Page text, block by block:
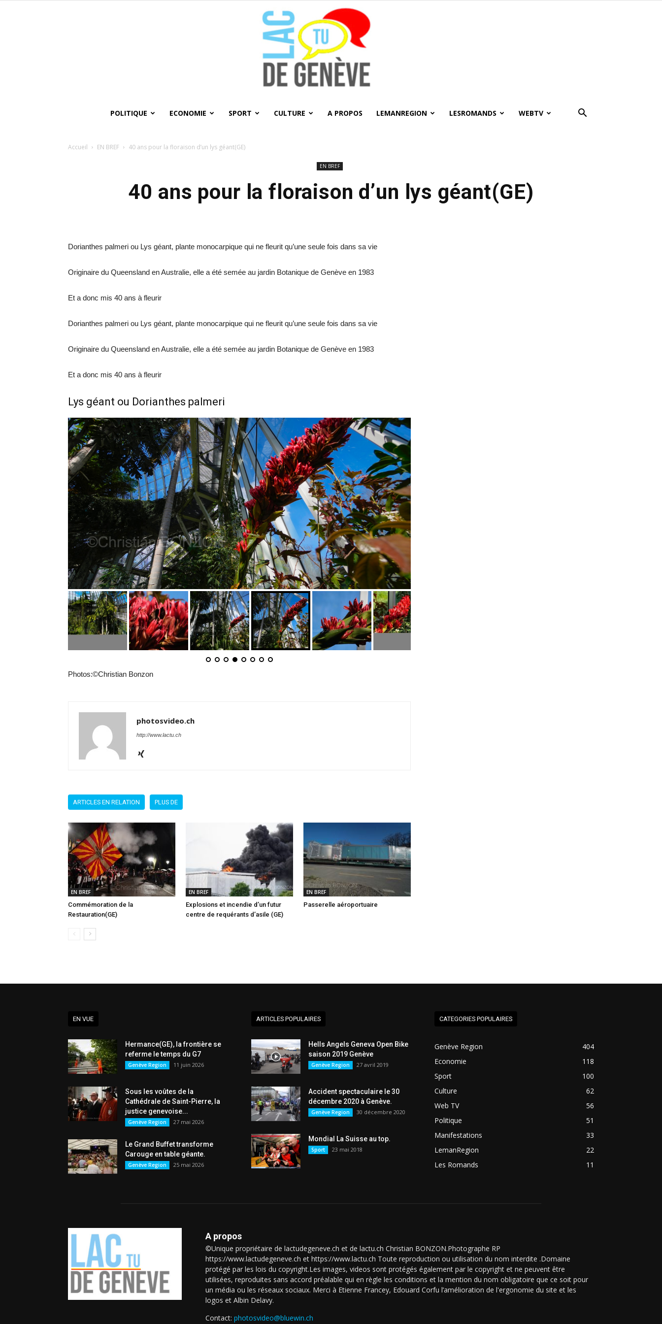
POLITIQUE ECONOMIE SPORT CULTURE A PROPOS LEMANREGION LESROMANDS WEBTV
Accueil EN BREF 40 ans pour la floraison d’un lys géant(GE)
EN BREF
40 ans pour la floraison d’un lys géant(GE)
Dorianthes palmeri ou Lys géant, plante monocarpique qui ne fleurit qu’une seule fois dans sa vie
Originaire du Queensland en Australie, elle a été semée au jardin Botanique de Genève en 1983
Et a donc mis 40 ans à fleurir
Dorianthes palmeri ou Lys géant, plante monocarpique qui ne fleurit qu’une seule fois dans sa vie
Originaire du Queensland en Australie, elle a été semée au jardin Botanique de Genève en 1983
Et a donc mis 40 ans à fleurir
Lys géant ou Dorianthes palmeri
Photos:©Christian Bonzon
photosvideo.ch
http://www.lactu.ch
ARTICLES EN RELATION PLUS DE
EN BREF
Commémoration de la
Restauration(GE)
EN BREF
Explosions et incendie d’un futur
centre de requérants d’asile (GE)
EN BREF
Passerelle aéroportuaire
EN VUE
Hermance(GE), la frontière se
referme le temps du G7
Genève Region 11 juin 2026
Sous les voûtes de la
Cathédrale de Saint-Pierre, la
justice genevoise...
Genève Region 27 mai 2026
Le Grand Buffet transforme
Carouge en table géante.
Genève Region 25 mai 2026
ARTICLES POPULAIRES
Hells Angels Geneva Open Bike
saison 2019 Genève
Genève Region 27 avril 2019
Accident spectaculaire le 30
décembre 2020 à Genève.
Genève Region 30 décembre 2020
Mondial La Suisse au top.
Sport 23 mai 2018
CATEGORIES POPULAIRES
Genève Region
404
Economie
118
Sport
100
Culture
62
Web TV
56
Politique
51
Manifestations
33
LemanRegion
22
Les Romands
11
A propos
©Unique propriétaire de lactudegeneve.ch et de lactu.ch Christian BONZON.Photographe RP
https://www.lactudegeneve.ch et https://www.lactu.ch Toute reproduction ou utilisation du nom interdite .Domaine
protégé par les lois du copyright.Les images, videos sont protégés également par le copyright et ne peuvent être
utilisées, reproduites sans accord préalable qui en règle les conditions et la mention du nom obligatoire que ce soit pour
un média ou les réseaux sociaux. Merci à Etienne Francey, Edouard Corfu l’amélioration de l'ergonomie du site et les
logos et Albin Delavy.
Contact: photosvideo@bluewin.ch